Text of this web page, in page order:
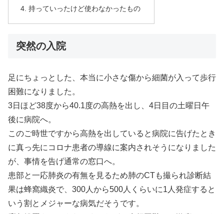
持っていったけど使わなかったもの
突然の入院
足にちょっとした、本当に小さな傷から細菌が入って歩行
困難になりました。
3日ほど38度から40.1度の高熱を出し、4日目の土曜日午
後に病院へ。
このご時世ですから高熱を出していると病院に告げたとき
に真っ先にコロナ患者の導線に案内されそうになりました
が、事情を告げ通常の窓口へ。
患部と一応肺炎の有無を見るため肺のCTも撮られ診断結
果は蜂窩織炎で、300人から500人くらいに1人発症すると
いう割とメジャーな病気だそうです。